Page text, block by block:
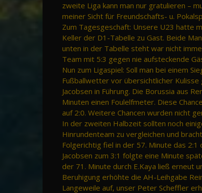
zweite Liga kann man nur gratulieren –
meiner Sicht für Freundschafts- u.
Zum Tagesgeschaft: Unsere U23 hatte
Keller der D1-Tabelle zu Gast. Beide
unten in der Tabelle steht war nicht
Team mit 5:3 gegen nie aufsteckende
Nun zum Ligaspiel: Soll man bei einem
Fußballwetter vor übersichtlicher Kulisse
Jacobsen in Führung. Die Borussia aus
Minuten einen Foulelfmeter. Diese
auf 2:0. Weitere Chancen wurden nicht
In der zweiten Halbzeit sollten noch
Hinrundenteam zu vergleichen und
Folgerichtig fiel in der 57. Minute das 2:1
Jacobsen zum 3:1 folgte eine Minute
der 71. Minute durch E.Kaya ließ erneut
Beruhigung erhöhte die AH-Leihgabe
Langeweile auf, unser Peter Scheffler